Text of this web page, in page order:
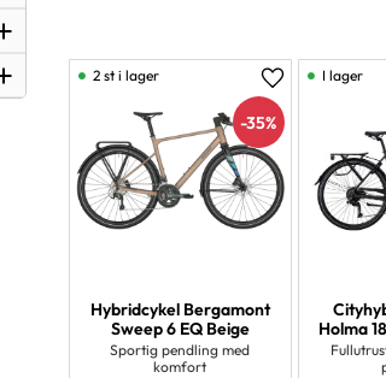
Scott
Visa fler
Hybridcykel Bergamont
Sweep 6 EQ Beige
Sportig pendling med
komfort
35%
Lägg till i
2 st i lager
Holma
I lager